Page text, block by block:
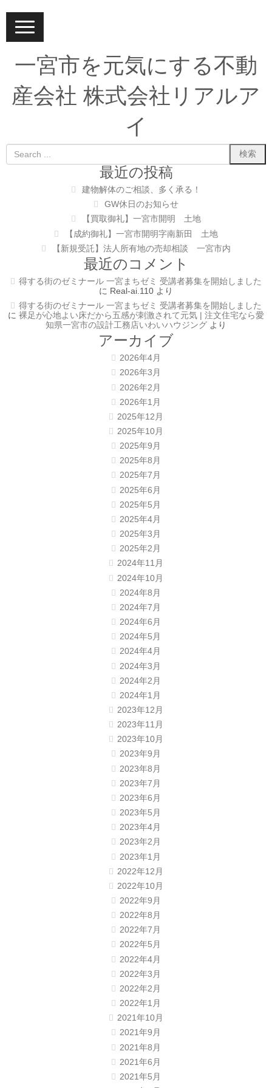
N
a
v
g
i
o
一宮市を元気にする不動
産会社 株式会社リアルア
イ
最近の投稿
建物解体のご相談、多く承る！
GW休日のお知らせ
【買取御礼】一宮市開明 土地
【成約御礼】一宮市開明字南新田 土地
【新規受託】法人所有地の売却相談 一宮市内
最近のコメント
得する街のゼミナール 一宮まちゼミ 受講者募集を開始しました
に Real-ai.110 より
得する街のゼミナール 一宮まちゼミ 受講者募集を開始しました
に 裸足が心地よい床だから五感が刺激されて元気 | 注文住宅なら愛
知県一宮市の設計工務店いわいハウジング より
アーカイブ
2026年4月
2026年3月
2026年2月
2026年1月
2025年12月
2025年10月
2025年9月
2025年8月
2025年7月
2025年6月
2025年5月
2025年4月
2025年3月
2025年2月
2024年11月
2024年10月
2024年8月
2024年7月
2024年6月
2024年5月
2024年4月
2024年3月
2024年2月
2024年1月
2023年12月
2023年11月
2023年10月
2023年9月
2023年8月
2023年7月
2023年6月
2023年5月
2023年4月
2023年2月
2023年1月
2022年12月
2022年10月
2022年9月
2022年8月
2022年7月
2022年5月
2022年4月
2022年3月
2022年2月
2022年1月
2021年10月
2021年9月
2021年8月
2021年6月
2021年5月